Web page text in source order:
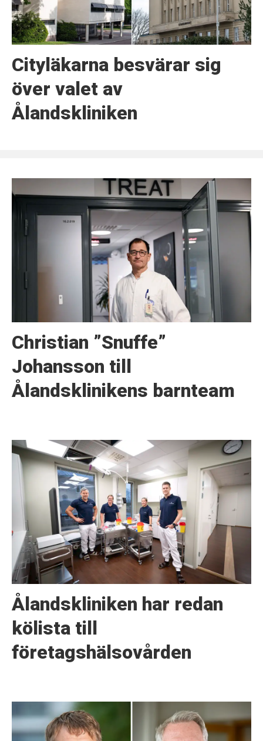
Cityläkarna besvärar sig
över valet av
Ålandskliniken
Christian ”Snuffe”
Johansson till
Ålandsklinikens barnteam
Ålandskliniken har redan
kölista till
företagshälsovården